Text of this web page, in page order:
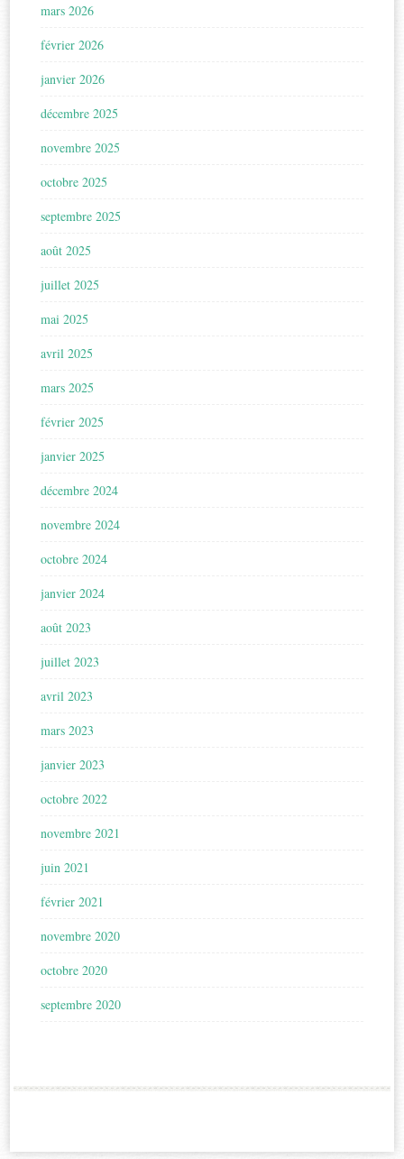
mars 2026
février 2026
janvier 2026
décembre 2025
novembre 2025
octobre 2025
septembre 2025
août 2025
juillet 2025
mai 2025
avril 2025
mars 2025
février 2025
janvier 2025
décembre 2024
novembre 2024
octobre 2024
janvier 2024
août 2023
juillet 2023
avril 2023
mars 2023
janvier 2023
octobre 2022
novembre 2021
juin 2021
février 2021
novembre 2020
octobre 2020
septembre 2020